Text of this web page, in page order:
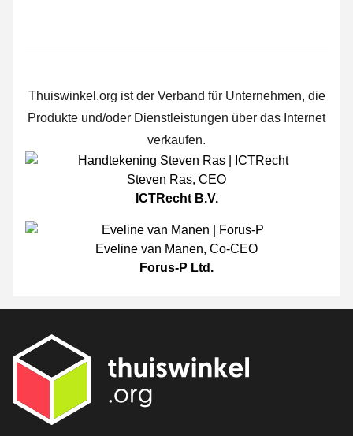
Thuiswinkel.org ist der Verband für Unternehmen, die
Produkte und/oder Dienstleistungen über das Internet
verkaufen.
Steven Ras, CEO
ICTRecht B.V.
Eveline van Manen, Co-CEO
Forus-P Ltd.